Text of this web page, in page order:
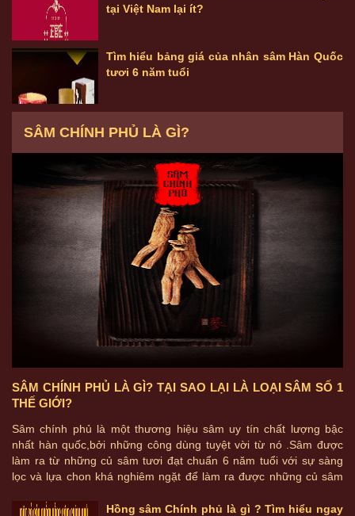
tại Việt Nam lại ít?
Tìm hiểu bảng giá của nhân sâm Hàn Quốc
tươi 6 năm tuổi
SÂM CHÍNH PHỦ LÀ GÌ?
SÂM CHÍNH PHỦ LÀ GÌ? TẠI SAO LẠI LÀ LOẠI SÂM SỐ 1
THẾ GIỚI?
Sâm chính phủ là một thương hiệu sâm uy tín chất lượng bậc
nhất hàn quốc,bởi những công dùng tuyệt vời từ nó .Sâm được
làm ra từ những củ sâm tươi đạt chuẩn 6 năm tuổi với sự sàng
lọc và lựa chon khá nghiêm ngặt để làm ra được những củ sâm
Hồng sâm Chính phủ là gì ? Tìm hiểu ngay